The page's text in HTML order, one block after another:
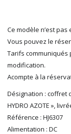
NOVATEUR
PECO
PIKO
PN SUD
Ce modèle n’est
Vous pouvez le
Tarifs communiqués
modification.
Acompte à la
Désignation : coffret
HYDRO AZOTE »,
Référence : HJ6307
Alimentation : DC